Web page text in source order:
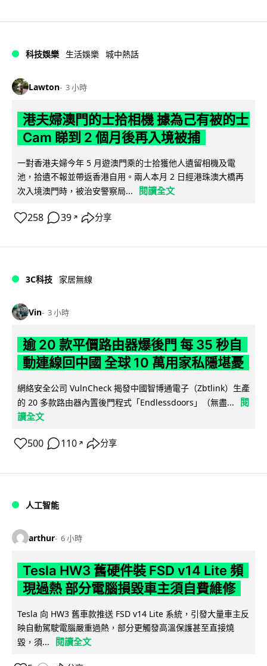
科技娛樂 生活娛樂 城中熱話
Lawton 3 小時
港夫婦澳門的士拾相機 據為己有被的士
Cam 睇到 2 個月後再入境被捕
一對香港夫婦今年 5 月遊澳門乘的士拾獲他人遺留相機及電
池，拾遺不報並帶返香港自用。兩人本月 2 日經港珠澳大橋再
次入境澳門時，被治安警察局...
閱讀全文
258 39 ↗ 分享
3C科技 家居無線
Vin 3 小時
逾 20 款平價路由器爆後門 每 35 秒自
動連線回中國 全球 10 萬用家私隱堪憂
網絡安全公司 VulnCheck 揭發中國智博通電子（Zbtlink）生產
的 20 多款路由器內置後門程式「Endlessdoors」（無盡...
閱
讀全文
500 110 ↗ 分享
人工智能
arthur 6 小時
Tesla HW3 舊硬件裝 FSD v14 Lite 頻
現過熱 部分電腦損毀車主須自費維修
Tesla 向 HW3 舊車款推送 FSD v14 Lite 系統，引發大量車主反
映自動駕駛電腦嚴重過熱，部分更觸發高溫保護甚至直接燒
毀，須...
閱讀全文